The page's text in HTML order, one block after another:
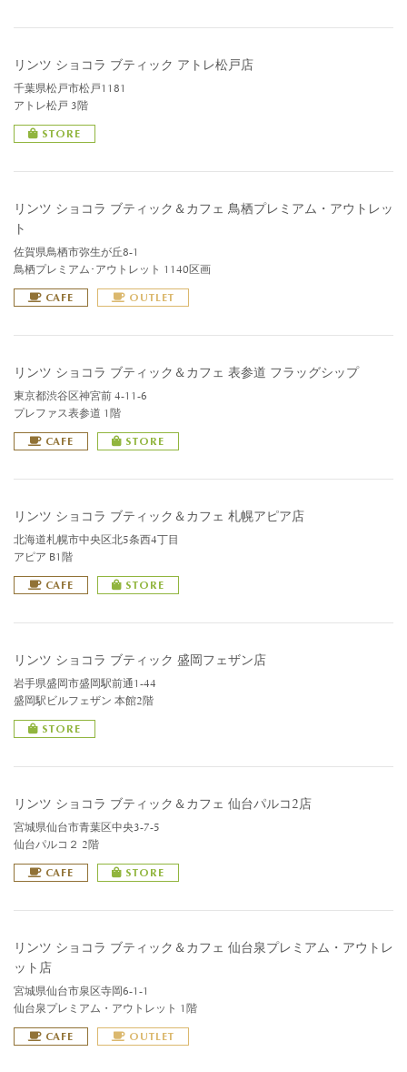
リンツ ショコラ ブティック アトレ松戸店
千葉県松戸市松戸1181
アトレ松戸 3階
STORE
リンツ ショコラ ブティック＆カフェ 鳥栖プレミアム・アウトレッ
ト
佐賀県鳥栖市弥生が丘8-1
鳥栖プレミアム･アウトレット 1140区画
CAFE OUTLET
リンツ ショコラ ブティック＆カフェ 表参道 フラッグシップ
東京都渋谷区神宮前 4-11-6
プレファス表参道 1階
CAFE STORE
リンツ ショコラ ブティック＆カフェ 札幌アピア店
北海道札幌市中央区北5条西4丁目
アピア B1階
CAFE STORE
リンツ ショコラ ブティック 盛岡フェザン店
岩手県盛岡市盛岡駅前通1-44
盛岡駅ビルフェザン 本館2階
STORE
リンツ ショコラ ブティック＆カフェ 仙台パルコ2店
宮城県仙台市青葉区中央3-7-5
仙台パルコ２ 2階
CAFE STORE
リンツ ショコラ ブティック＆カフェ 仙台泉プレミアム・アウトレ
ット店
宮城県仙台市泉区寺岡6-1-1
仙台泉プレミアム・アウトレット 1階
CAFE OUTLET